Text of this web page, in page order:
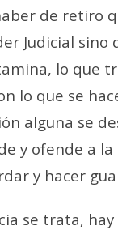
de retiro
Judicial
lo que
lo que se
alguna se
y ofende a
y hacer
se trata,